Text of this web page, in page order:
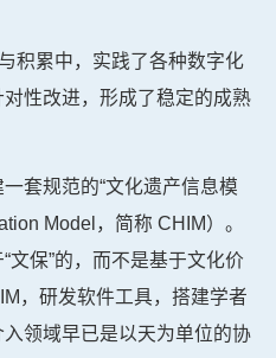
积累中，实践了各种数字化
性改进，形成了稳定的成熟
套规范的“文化遗产信息模
Model，简称 CHIM）。
文保”的，而不是基于文化价
，研发软件工具，搭建学者
领域早已是以天为单位的协